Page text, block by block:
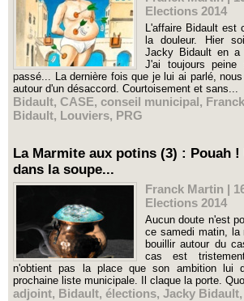
Elections 2014
L'affaire Bidault est
la douleur. Hier
Jacky Bidault en a
J'ai toujours
passé... La dernière fois que je lui ai parlé,
autour d'un désaccord. Courtoisement et sans...
Bidault, CASE, conseil municipal,
Bidault, Louviers, PRG
La Marmite aux potins (3) : Pouah !
dans la soupe...
Franck Martin |
Elections 2014
Aucun doute n'est
ce samedi matin, la
bouillir autour du
cas est
n'obtient pas la place que son ambition lui
prochaine liste municipale. Il claque la porte.
adjoint, Bidault, élections, Jacky Bidault,